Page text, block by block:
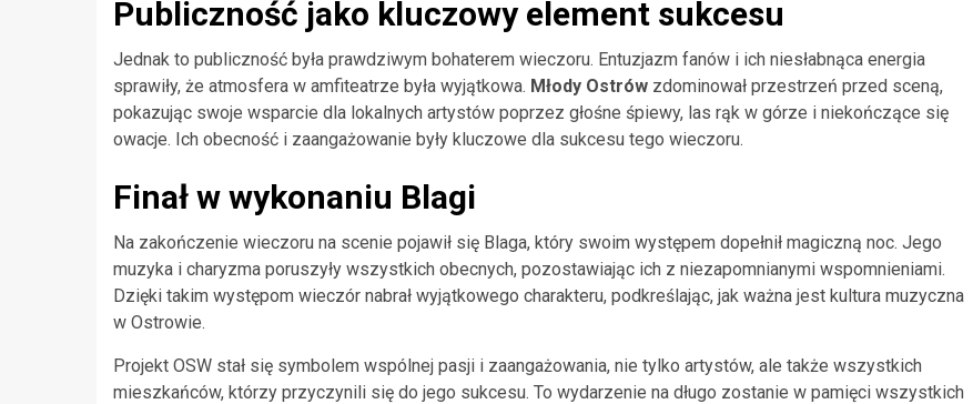
Publiczność jako kluczowy element sukcesu
Jednak to publiczność była prawdziwym bohaterem wieczoru. Entuzjazm fanów i ich niesłabnąca energia
sprawiły, że atmosfera w amfiteatrze była wyjątkowa. Młody Ostrów zdominował przestrzeń przed sceną,
pokazując swoje wsparcie dla lokalnych artystów poprzez głośne śpiewy, las rąk w górze i niekończące się
owacje. Ich obecność i zaangażowanie były kluczowe dla sukcesu tego wieczoru.
Finał w wykonaniu Blagi
Na zakończenie wieczoru na scenie pojawił się Blaga, który swoim występem dopełnił magiczną noc. Jego
muzyka i charyzma poruszyły wszystkich obecnych, pozostawiając ich z niezapomnianymi wspomnieniami.
Dzięki takim występom wieczór nabrał wyjątkowego charakteru, podkreślając, jak ważna jest kultura muzyczna
w Ostrowie.
Projekt OSW stał się symbolem wspólnej pasji i zaangażowania, nie tylko artystów, ale także wszystkich
mieszkańców, którzy przyczynili się do jego sukcesu. To wydarzenie na długo zostanie w pamięci wszystkich